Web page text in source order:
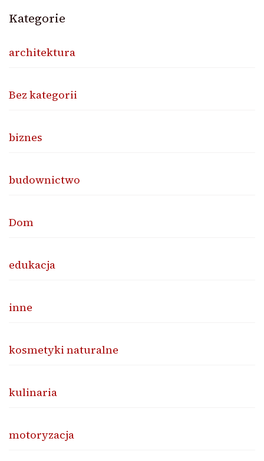
Kategorie
architektura
Bez kategorii
biznes
budownictwo
Dom
edukacja
inne
kosmetyki naturalne
kulinaria
motoryzacja